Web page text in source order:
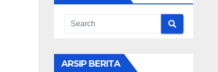
ARSIP BERITA